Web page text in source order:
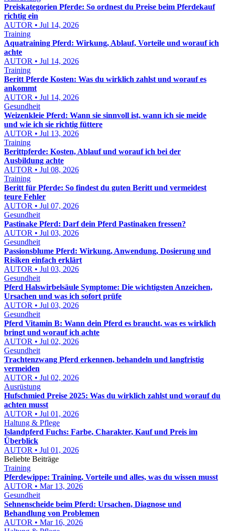
Preiskategorien Pferde: So ordnest du Preise beim Pferdekauf
richtig ein
AUTOR • Jul 14, 2026
Training
Aquatraining Pferd: Wirkung, Ablauf, Vorteile und worauf ich
achte
AUTOR • Jul 14, 2026
Training
Beritt Pferde Kosten: Was du wirklich zahlst und worauf es
ankommt
AUTOR • Jul 14, 2026
Gesundheit
Weizenkleie Pferd: Wann sie sinnvoll ist, wann ich sie meide
und wie ich sie richtig füttere
AUTOR • Jul 13, 2026
Training
Berittpferde: Kosten, Ablauf und worauf ich bei der
Ausbildung achte
AUTOR • Jul 08, 2026
Training
Beritt für Pferde: So findest du guten Beritt und vermeidest
teure Fehler
AUTOR • Jul 07, 2026
Gesundheit
Pastinake Pferd: Darf dein Pferd Pastinaken fressen?
AUTOR • Jul 03, 2026
Gesundheit
Passionsblume Pferd: Wirkung, Anwendung, Dosierung und
Risiken einfach erklärt
AUTOR • Jul 03, 2026
Gesundheit
Pferd Halswirbelsäule Symptome: Die wichtigsten Anzeichen,
Ursachen und was ich sofort prüfe
AUTOR • Jul 03, 2026
Gesundheit
Pferd Vitamin B: Wann dein Pferd es braucht, was es wirklich
bringt und worauf ich achte
AUTOR • Jul 02, 2026
Gesundheit
Trachtenzwang Pferd erkennen, behandeln und langfristig
vermeiden
AUTOR • Jul 02, 2026
Ausrüstung
Hufschmied Preise 2025: Was du wirklich zahlst und worauf du
achten musst
AUTOR • Jul 01, 2026
Haltung & Pflege
Islandpferd Fuchs: Farbe, Charakter, Kauf und Preis im
Überblick
AUTOR • Jul 01, 2026
Beliebte Beiträge
Training
Pferdewippe: Training, Vorteile und alles, was du wissen musst
AUTOR • Mar 13, 2026
Gesundheit
Sehnenscheide beim Pferd: Ursachen, Diagnose und
Behandlung von Problemen
AUTOR • Mar 16, 2026